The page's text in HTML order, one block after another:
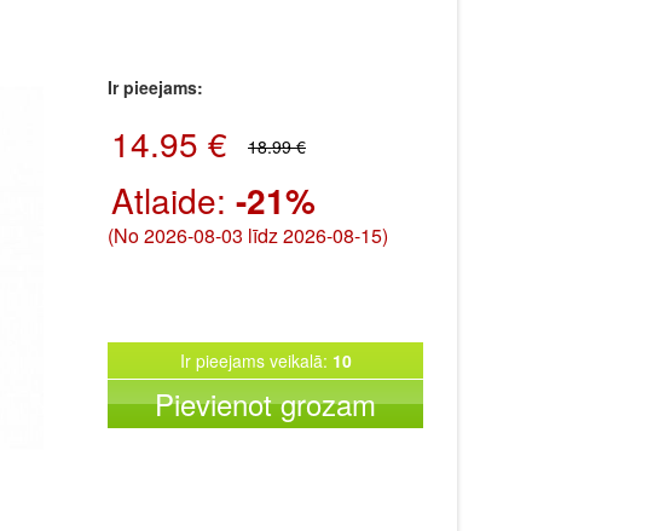
Ir pieejams:
14.95 € 18.99 €
Atlaide: -21%
(No 2026-08-03 līdz 2026-08-15)
Ir pieejams veikalā: 10
Pievienot grozam